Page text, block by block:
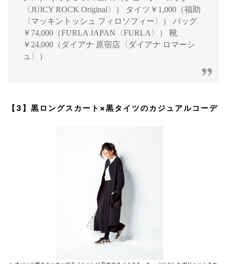
〈JUICY ROCK Original〉） タイツ￥1,000（福助
〈マッキントッシュ フィロソフィー〉） バッグ
￥74,000（FURLA JAPAN〈FURLA〉） 靴
￥24,000（ダイアナ 原宿店〈ダイアナ ロマーシ
ュ〉）
【3】黒ロングスカート×黒タイツのカジュアルコーデ